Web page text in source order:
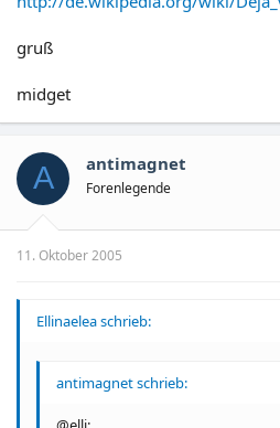
gruß
midget
A antimagnet
Forenlegende
11. Oktober 2005
Ellinaelea schrieb:
antimagnet schrieb: